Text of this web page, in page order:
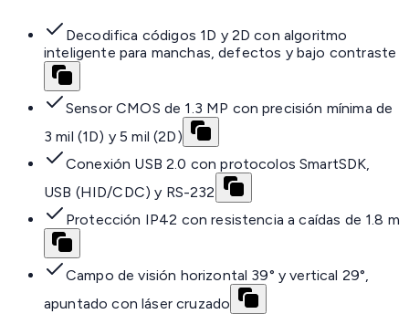
Decodifica códigos 1D y 2D con algoritmo
inteligente para manchas, defectos y bajo contraste
Sensor CMOS de 1.3 MP con precisión mínima de
3 mil (1D) y 5 mil (2D)
Conexión USB 2.0 con protocolos SmartSDK,
USB (HID/CDC) y RS-232
Protección IP42 con resistencia a caídas de 1.8 m
Campo de visión horizontal 39° y vertical 29°,
apuntado con láser cruzado